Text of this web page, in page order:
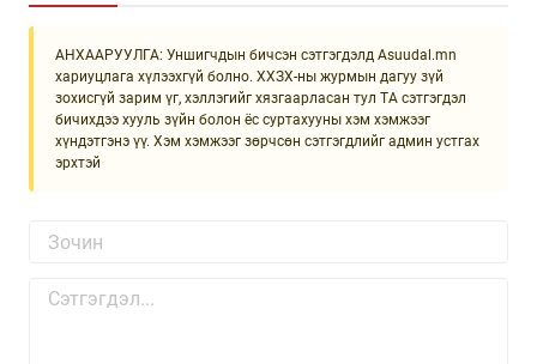
АНХААРУУЛГА: Уншигчдын бичсэн сэтгэгдэлд Asuudal.mn
хариуцлага хүлээхгүй болно. ХХЗХ-ны журмын дагуу зүй
зохисгүй зарим үг, хэллэгийг хязгаарласан тул ТА сэтгэгдэл
бичихдээ хууль зүйн болон ёс суртахууны хэм хэмжээг
хүндэтгэнэ үү. Хэм хэмжээг зөрчсөн сэтгэгдлийг админ устгах
эрхтэй